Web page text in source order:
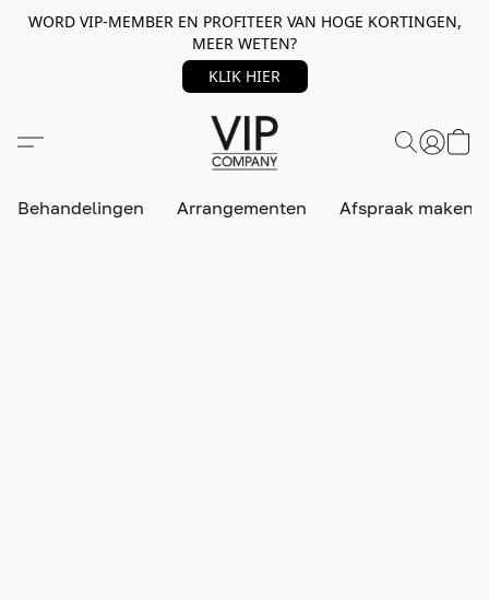
WORD VIP-MEMBER EN PROFITEER VAN HOGE KORTINGEN,
MEER WETEN?
KLIK HIER
Behandelingen Arrangementen Afspraak maken